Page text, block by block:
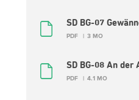
SD BG-07
PDF 3 MO
SD BG-08 An der
PDF 4.1 MO